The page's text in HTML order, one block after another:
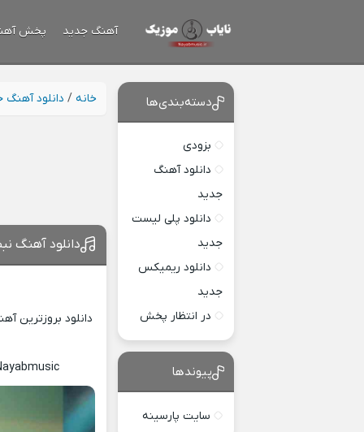
آهنگ جدید پخش
خانه / دانلود آهنگ
دانلود آهنگ
دانلود بروزترین
دسته‌بندی‌ها
بزودی
دانلود آهنگ
جدید
دانلود پلی لیست
جدید
دانلود ریمیکس
جدید
در انتظار پخش
پیوندها
سایت پارسینه